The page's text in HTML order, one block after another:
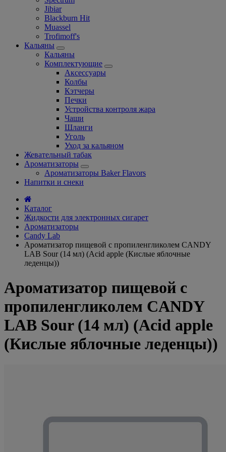
Jibiar
Blackburn Hit
Muassel
Trofimoff's
Кальяны
Кальяны
Комплектующие
Аксессуары
Колбы
Кэтчеры
Печки
Устройства контроля жара
Чаши
Шланги
Уголь
Уход за кальяном
Жевательный табак
Ароматизаторы
Ароматизаторы Baker Flavors
Напитки и снеки
Каталог
Жидкости для электронных сигарет
Ароматизаторы
Candy Lab
Ароматизатор пищевой с пропиленгликолем CANDY
LAB Sour (14 мл) (Acid apple (Кислые яблочные
леденцы))
Ароматизатор пищевой с
пропиленгликолем CANDY
LAB Sour (14 мл) (Acid apple
(Кислые яблочные леденцы))